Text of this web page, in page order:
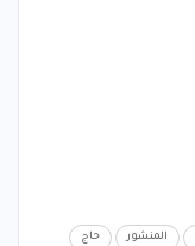
المنشور حاج